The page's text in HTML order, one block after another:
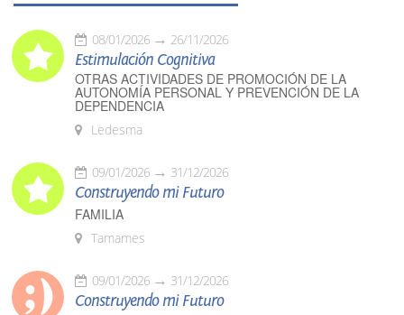
08/01/2026 26/11/2026
Estimulación Cognitiva
OTRAS ACTIVIDADES DE PROMOCIÓN DE LA
AUTONOMÍA PERSONAL Y PREVENCIÓN DE LA
DEPENDENCIA
Ledesma
09/01/2026 31/12/2026
Construyendo mi Futuro
FAMILIA
Tamames
09/01/2026 31/12/2026
Construyendo mi Futuro